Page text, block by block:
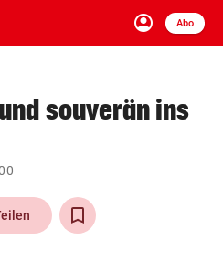
account_circle
Anmelden
Abo
close Schließen
arrow_right
souverän ins